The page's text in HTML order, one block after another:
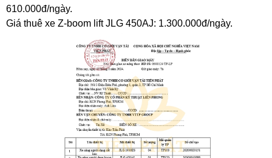
610.000đ/ngày.
Giá thuê xe Z-boom lift JLG 450AJ: 1.300.000đ/ngày.